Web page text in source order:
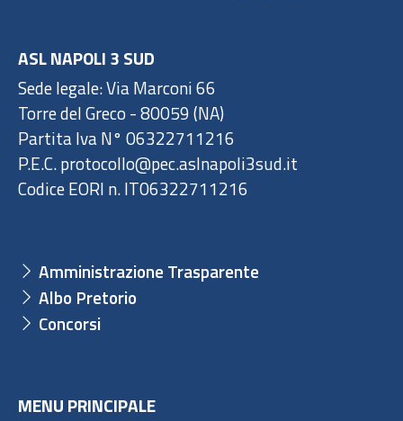
ASL NAPOLI 3 SUD
Sede legale: Via Marconi 66
Torre del Greco - 80059 (NA)
Partita Iva N° 06322711216
P.E.C. protocollo@pec.aslnapoli3sud.it
Codice EORI n. IT06322711216
Amministrazione Trasparente
Albo Pretorio
Concorsi
MENU PRINCIPALE